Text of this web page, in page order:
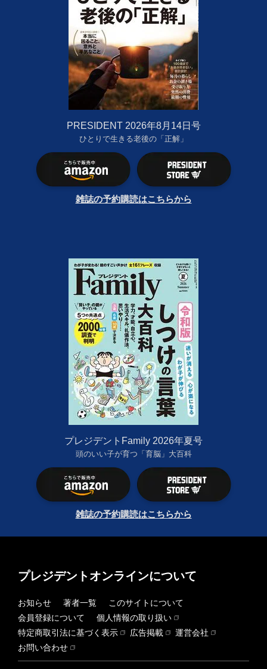
PRESIDENT 2026年8月14日号
ひとりで生きる老後の「正解」
雑誌の予約購読はこちらから
プレジデントFamily 2026年夏号
頭のいい子が育つ「育脳」大百科
雑誌の予約購読はこちらから
プレジデントオンラインについて
お知らせ 著者一覧
このサイトについて
会員登録について
個人情報の取り扱い
特定商取引法に基づく表示
広告掲載
運営会社
お問い合わせ